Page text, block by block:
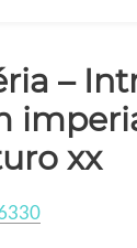
–
xx